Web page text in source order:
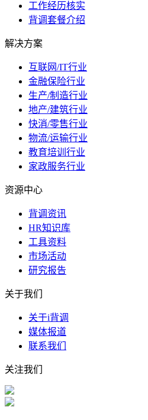
工作经历核实
背调套餐介绍
解决方案
互联网/IT行业
金融保险行业
生产/制造行业
地产/建筑行业
快消/零售行业
物流/运输行业
教育培训行业
家政服务行业
资源中心
背调资讯
HR知识库
工具资料
市场活动
研究报告
关于我们
关于i背调
媒体报道
联系我们
关注我们